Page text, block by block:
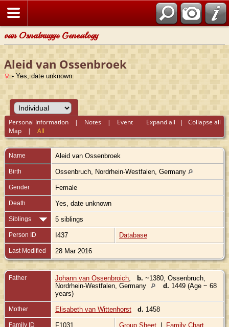
van Osnabrugge Genealogy
Aleid van Ossenbroek
- Yes, date unknown
Expand all | Collapse all
Personal Information | Notes | Event
Map |All
Name Aleid van Ossenbroek
Birth Ossenbruch, Nordrhein-Westfalen, Germany
Gender Female
Death Yes, date unknown
Siblings 5 siblings
Person ID I437 Database
Last Modified 28 Mar 2016
Father Johann van Ossenbroich b. ~1380, Ossenbruch,
Nordrhein-Westfalen, Germany
d. 1449 (Age ~ 68
years)
Mother Elisabeth van Wittenhorst d. 1458
Family ID F1031 Group Sheet | Family Chart